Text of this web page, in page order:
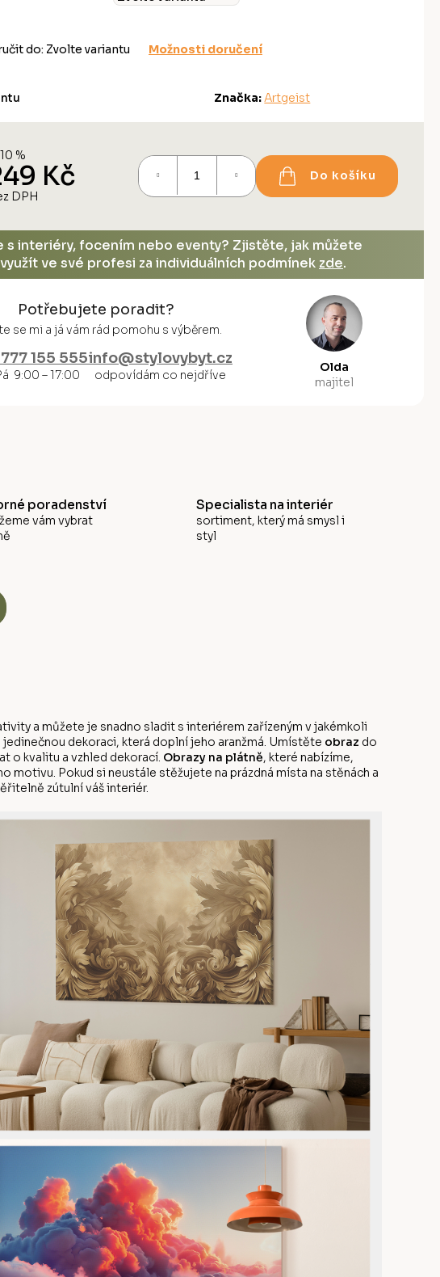
do: Zvolte variantu Možnosti doručení
Značka: Artgeist
%
Kč
DPH
Do košíku
s interiéry, focením nebo eventy? Zjistěte, jak můžete
ve své profesi za individuálních podmínek zde.
Potřebujete poradit?
se mi a já vám rád pomohu s výběrem.
155 555
9:00 – 17:00
info@stylovybyt.cz
odpovídám co nejdříve
Olda
majitel
poradenství
vám vybrat
Specialista na interiér
sortiment, který má smysl i
styl
a můžete je snadno sladit s interiérem zařízeným v jakémkoli
dekoraci, která doplní jeho aranžmá. Umístěte obraz do
o kvalitu a vzhled dekorací. Obrazy na plátně, které nabízíme,
Pokud si neustále stěžujete na prázdná místa na stěnách a
zútulní váš interiér.